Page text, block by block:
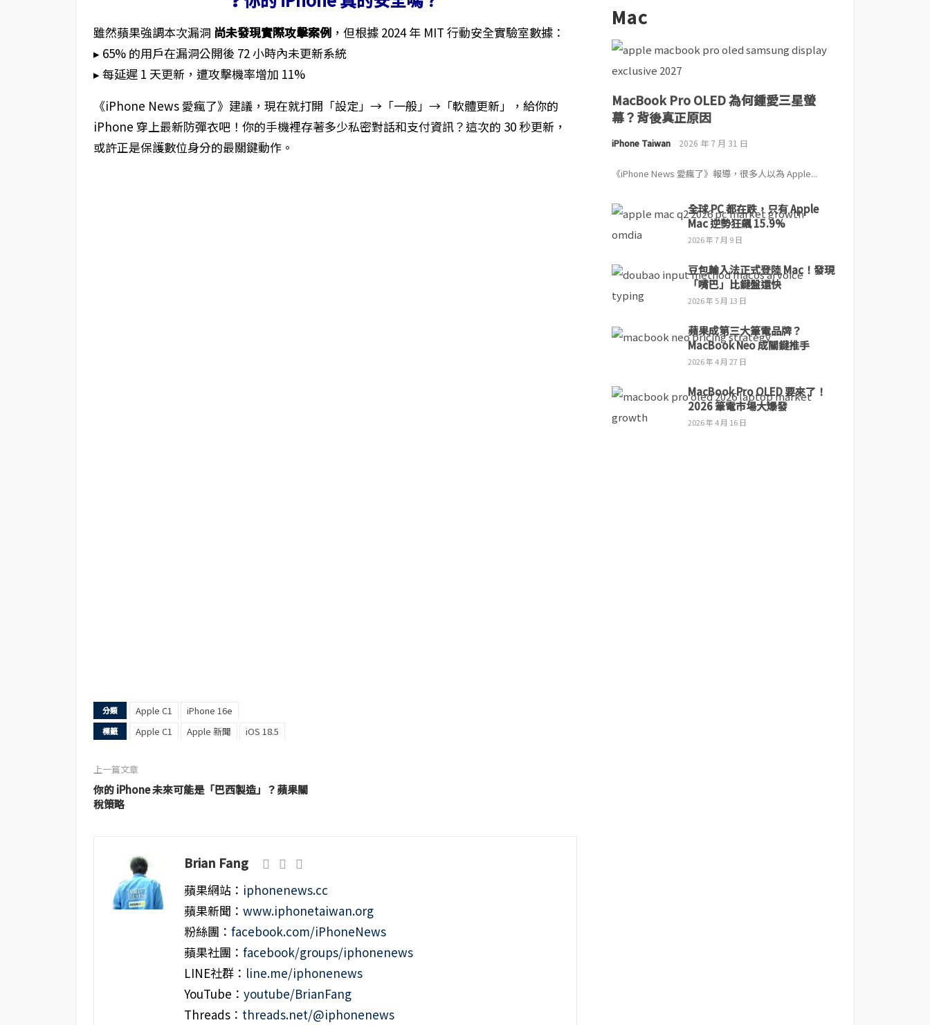
雖然蘋果強調本次漏洞 尚未發現實際攻擊案例，但根據 2024 年 MIT 行動安全實驗室數據：
▸ 65% 的用戶在漏洞公開後 72 小時內未更新系統
▸ 每延遲 1 天更新，遭攻擊機率增加 11%
《iPhone News 愛瘋了》建議，現在就打開「設定」→「一般」→「軟體更新」，給你的
iPhone 穿上最新防彈衣吧！你的手機裡存著多少私密對話和支付資訊？這次的 30 秒更新，
或許正是保護數位身分的最關鍵動作。
分類 Apple C1 iPhone 16e
標籤 Apple C1 Apple 新聞 iOS 18.5
上一篇文章
你的 iPhone 未來可能是「巴西製造」？蘋果關
稅策略
Brian Fang
蘋果網站： iphonenews.cc
蘋果新聞： www.iphonetaiwan.org
粉絲團： facebook.com/iPhoneNews
蘋果社團： facebook/groups/iphonenews
LINE社群： line.me/iphonenews
YouTube： youtube/BrianFang
Threads： threads.net/@iphonenews
Mac
MacBook Pro OLED 為何鍾愛三星螢
幕？背後真正原因
iPhone Taiwan 2026 年 7 月 31 日
《iPhone News 愛瘋了》報導，很多人以為 Apple...
全球 PC 都在跌，只有 Apple
Mac 逆勢狂飆 15.9%
2026 年 7 月 9 日
豆包輸入法正式登陸 Mac！發現
「嘴巴」比鍵盤還快
2026 年 5 月 13 日
蘋果成第三大筆電品牌？
MacBook Neo 成關鍵推手
2026 年 4 月 27 日
MacBook Pro OLED 要來了！
2026 筆電市場大爆發
2026 年 4 月 16 日